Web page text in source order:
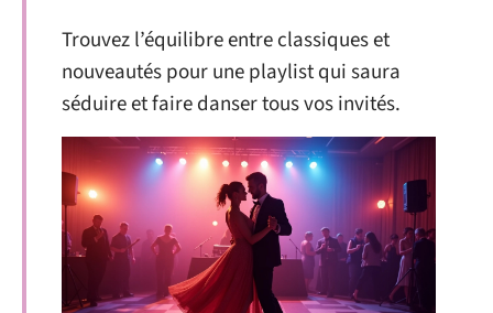
Trouvez l’équilibre entre classiques et
nouveautés pour une playlist qui saura
séduire et faire danser tous vos invités.